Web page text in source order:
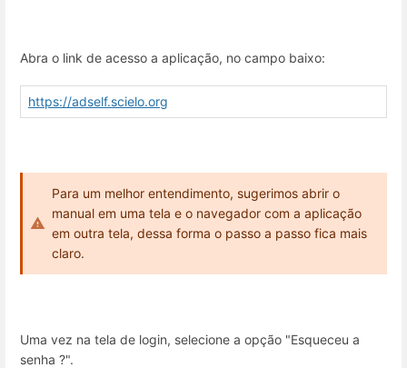
Abra o link de acesso a aplicação, no campo baixo:
https://adself.scielo.org
Para um melhor entendimento, sugerimos abrir o
manual em uma tela e o navegador com a aplicação
em outra tela, dessa forma o passo a passo fica mais
claro.
Uma vez na tela de login, selecione a opção "Esqueceu a
senha ?".